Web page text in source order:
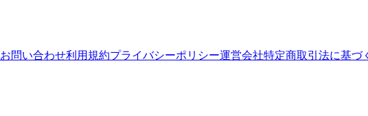
お問い合わせ利用規約プライバシーポリシー運営会社特定商取引法に基づ